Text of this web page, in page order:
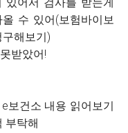
수 있어(보험바이보
해보기)
받았어!
보건소 내용 읽어보기
부탁해